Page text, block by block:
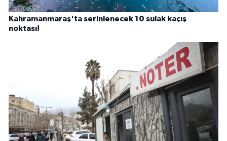
Kahramanmaraş'ta serinlenecek 10 sulak kaçış
noktası!